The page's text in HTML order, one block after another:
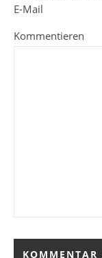
E-Mail
Kommentieren